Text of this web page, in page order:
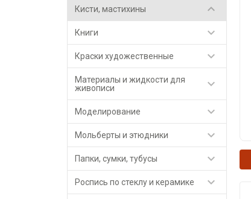
Кисти, мастихины 
Книги 
Краски художественные 
Материалы и жидкости для
живописи

Моделирование 
Мольберты и этюдники 
Папки, сумки, тубусы 
Роспись по стеклу и керамике 